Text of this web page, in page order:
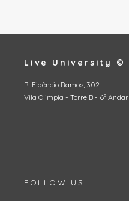
Live University ©
R. Fidêncio Ramos, 302
Vila Olimpia - Torre B - 6º Andar
FOLLOW US